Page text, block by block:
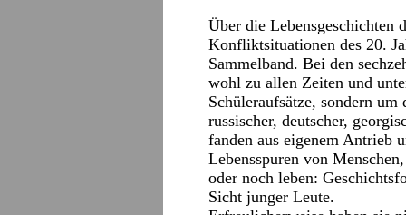
Über die Lebensgeschichten
Konfliktsituationen des 20.
Sammelband. Bei den
wohl zu allen Zeiten und
Schüleraufsätze, sondern
russischer, deutscher,
fanden aus eigenem Antrieb
Lebensspuren von
oder noch leben:
Sicht junger Leute.